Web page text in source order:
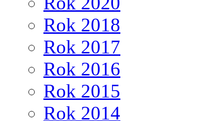
Rok 2018
Rok 2017
Rok 2016
Rok 2015
Rok 2014